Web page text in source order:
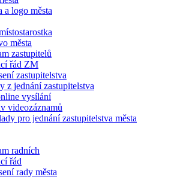
a logo města
města
zastupitelů
řád ZM
zastupitelstva
z jednání zastupitelstva
vysílání
videozáznamů
pro jednání zastupitelstva města
radních
řád
rady města